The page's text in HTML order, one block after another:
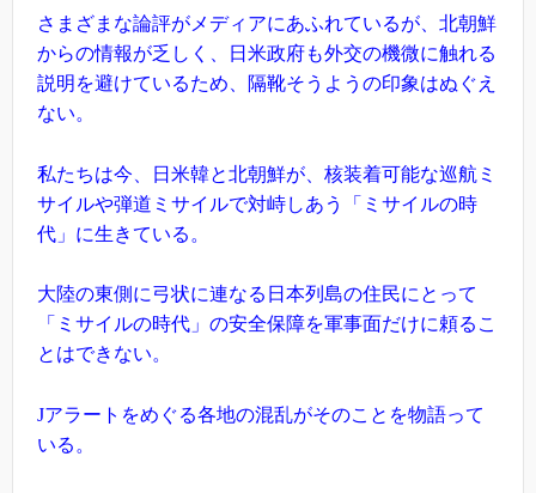
さまざまな論評がメディアにあふれているが、北朝鮮
からの情報が乏しく、日米政府も外交の機微に触れる
説明を避けているため、隔靴そうようの印象はぬぐえ
ない。
私たちは今、日米韓と北朝鮮が、核装着可能な巡航ミ
サイルや弾道ミサイルで対峙しあう「ミサイルの時
代」に生きている。
大陸の東側に弓状に連なる日本列島の住民にとって
「ミサイルの時代」の安全保障を軍事面だけに頼るこ
とはできない。
Jアラートをめぐる各地の混乱がそのことを物語って
いる。